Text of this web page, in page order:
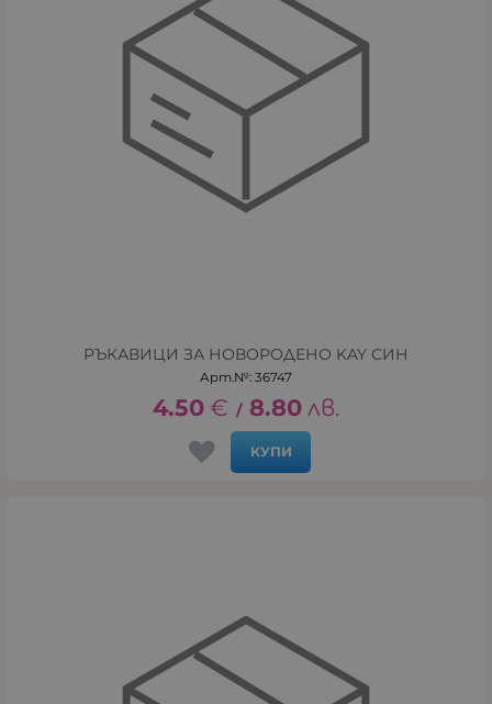
РЪКАВИЦИ ЗА НОВОРОДЕНО KAY СИН
Арт.№: 36747
4.50 € / 8.80 лв.
КУПИ